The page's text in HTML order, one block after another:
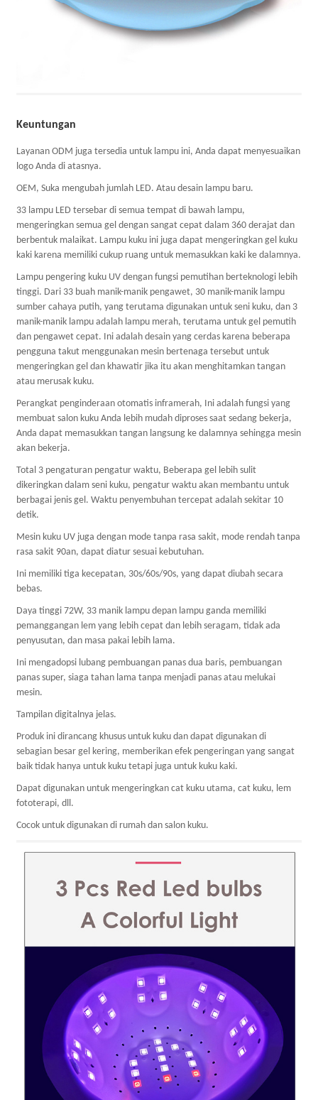
Keuntungan
Layanan ODM juga tersedia untuk lampu ini, Anda dapat menyesuaikan
logo Anda di atasnya.
OEM, Suka mengubah jumlah LED. Atau desain lampu baru.
33 lampu LED tersebar di semua tempat di bawah lampu,
mengeringkan semua gel dengan sangat cepat dalam 360 derajat dan
berbentuk malaikat. Lampu kuku ini juga dapat mengeringkan gel kuku
kaki karena memiliki cukup ruang untuk memasukkan kaki ke dalamnya.
Lampu pengering kuku UV dengan fungsi pemutihan berteknologi lebih
tinggi. Dari 33 buah manik-manik pengawet, 30 manik-manik lampu
sumber cahaya putih, yang terutama digunakan untuk seni kuku, dan 3
manik-manik lampu adalah lampu merah, terutama untuk gel pemutih
dan pengawet cepat. Ini adalah desain yang cerdas karena beberapa
pengguna takut menggunakan mesin bertenaga tersebut untuk
mengeringkan gel dan khawatir jika itu akan menghitamkan tangan
atau merusak kuku.
Perangkat penginderaan otomatis inframerah, Ini adalah fungsi yang
membuat salon kuku Anda lebih mudah diproses saat sedang bekerja,
Anda dapat memasukkan tangan langsung ke dalamnya sehingga mesin
akan bekerja.
Total 3 pengaturan pengatur waktu, Beberapa gel lebih sulit
dikeringkan dalam seni kuku, pengatur waktu akan membantu untuk
berbagai jenis gel. Waktu penyembuhan tercepat adalah sekitar 10
detik.
Mesin kuku UV juga dengan mode tanpa rasa sakit, mode rendah tanpa
rasa sakit 90an, dapat diatur sesuai kebutuhan.
Ini memiliki tiga kecepatan, 30s/60s/90s, yang dapat diubah secara
bebas.
Daya tinggi 72W, 33 manik lampu depan lampu ganda memiliki
pemanggangan lem yang lebih cepat dan lebih seragam, tidak ada
penyusutan, dan masa pakai lebih lama.
Ini mengadopsi lubang pembuangan panas dua baris, pembuangan
panas super, siaga tahan lama tanpa menjadi panas atau melukai
mesin.
Tampilan digitalnya jelas.
Produk ini dirancang khusus untuk kuku dan dapat digunakan di
sebagian besar gel kering, memberikan efek pengeringan yang sangat
baik tidak hanya untuk kuku tetapi juga untuk kuku kaki.
Dapat digunakan untuk mengeringkan cat kuku utama, cat kuku, lem
fototerapi, dll.
Cocok untuk digunakan di rumah dan salon kuku.